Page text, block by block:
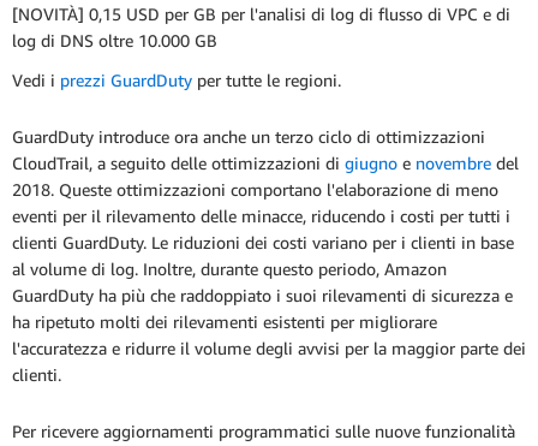
[NOVITÀ] 0,15 USD per GB per l'analisi di log di flusso di VPC e di
log di DNS oltre 10.000 GB
Vedi i prezzi GuardDuty per tutte le regioni.
GuardDuty introduce ora anche un terzo ciclo di ottimizzazioni
CloudTrail, a seguito delle ottimizzazioni di giugno e novembre del
2018. Queste ottimizzazioni comportano l'elaborazione di meno
eventi per il rilevamento delle minacce, riducendo i costi per tutti i
clienti GuardDuty. Le riduzioni dei costi variano per i clienti in base
al volume di log. Inoltre, durante questo periodo, Amazon
GuardDuty ha più che raddoppiato i suoi rilevamenti di sicurezza e
ha ripetuto molti dei rilevamenti esistenti per migliorare
l'accuratezza e ridurre il volume degli avvisi per la maggior parte dei
clienti.
Per ricevere aggiornamenti programmatici sulle nuove funzionalità